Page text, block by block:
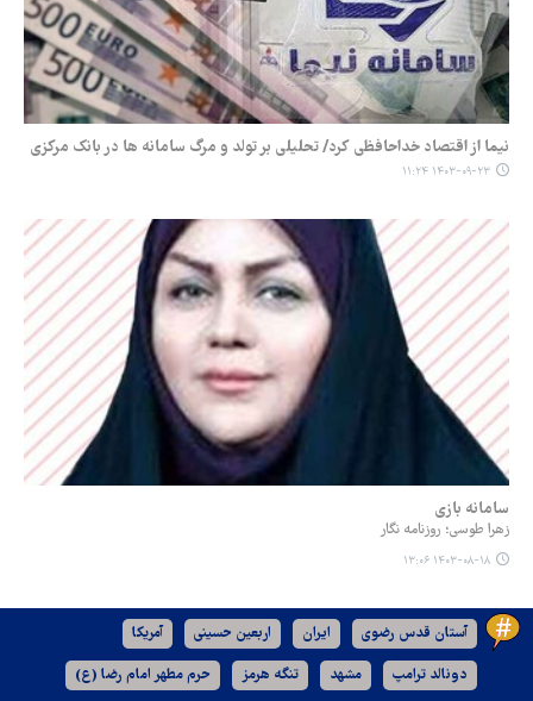
نیما از اقتصاد خداحافظی کرد/ تحلیلی بر تولد و مرگ سامانه ها در بانک مرکزی
۱۴۰۳-۰۹-۲۳ ۱۱:۲۴
سامانه بازی
زهرا طوسی؛ روزنامه نگار
۱۴۰۳-۰۸-۱۸ ۱۳:۰۶
آستان قدس رضوی ایران اربعین حسینی آمریکا
دونالد ترامپ مشهد تنگه هرمز حرم مطهر امام رضا (ع)